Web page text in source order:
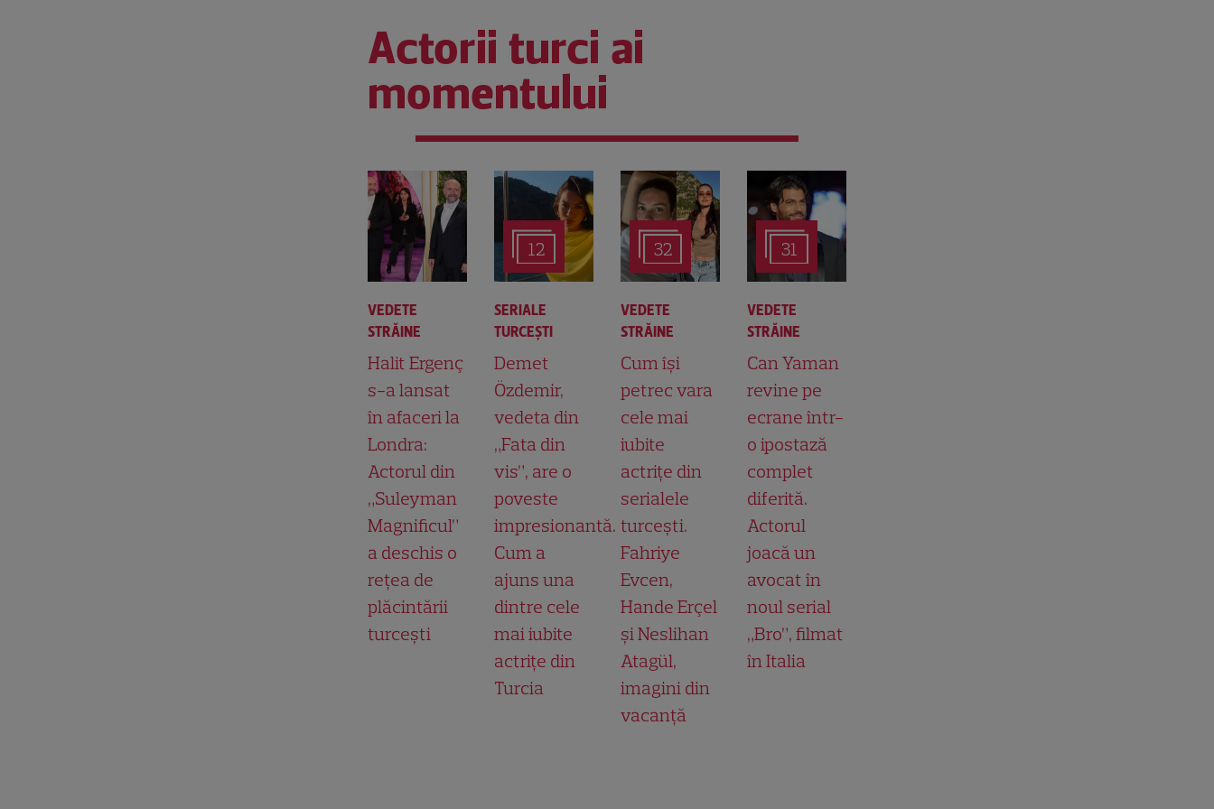
Actorii turci ai
momentului
VEDETE
STRĂINE
Halit Ergenç
s-a lansat
în afaceri la
Londra:
Actorul din
„Suleyman
Magnificul”
a deschis o
rețea de
plăcintării
turcești
12
SERIALE
TURCEŞTI
Demet
Özdemir,
vedeta din
„Fata din
vis”, are o
poveste
impresionantă.
Cum a
ajuns una
dintre cele
mai iubite
actrițe din
Turcia
32
VEDETE
STRĂINE
Cum își
petrec vara
cele mai
iubite
actrițe din
serialele
turcești.
Fahriye
Evcen,
Hande Erçel
și Neslihan
Atagül,
imagini din
vacanță
31
VEDETE
STRĂINE
Can Yaman
revine pe
ecrane într-
o ipostază
complet
diferită.
Actorul
joacă un
avocat în
noul serial
„Bro”, filmat
în Italia